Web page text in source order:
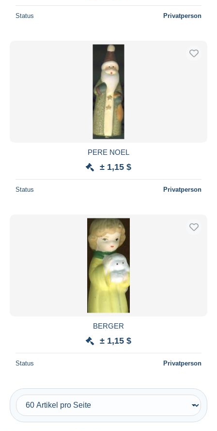
Status Privatperson
PERE NOEL
± 1,15 $
Status Privatperson
BERGER
± 1,15 $
Status Privatperson